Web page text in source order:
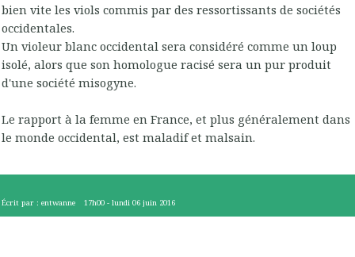
bien vite les viols commis par des ressortissants de sociétés
occidentales.
Un violeur blanc occidental sera considéré comme un loup
isolé, alors que son homologue racisé sera un pur produit
d'une société misogyne.
Le rapport à la femme en France, et plus généralement dans
le monde occidental, est maladif et malsain.
Écrit par : entwanne 17h00 -lundi 06 juin 2016